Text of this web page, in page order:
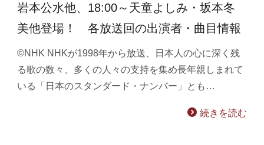
岩本公水他、18:00～天童よしみ・坂本冬
美他登場！ 各放送回の出演者・曲目情報
©NHK NHKが1998年から放送、日本人の心に深く残
る歌の数々、多くの人々の支持を集め長年親しまれて
いる「日本のスタンダード・ナンバー」とも…
続きを読む